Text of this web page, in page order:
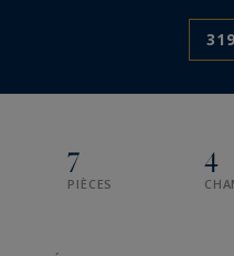
7
PIÈCES
4